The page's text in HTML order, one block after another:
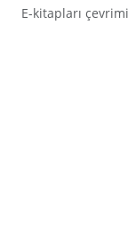
E-kitapları